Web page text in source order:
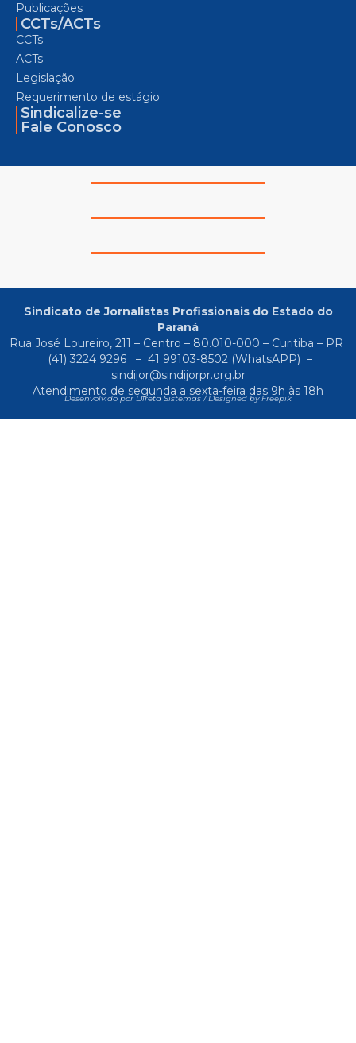
Publicações
CCTs/ACTs
CCTs
ACTs
Legislação
Requerimento de estágio
Sindicalize-se
Fale Conosco
Sindicato de Jornalistas Profissionais do Estado do
Paraná
Rua José Loureiro, 211 – Centro – 80.010-000 – Curitiba – PR
(41) 3224 9296
– 41 99103-8502(WhatsAPP) –
sindijor@sindijorpr.org.br
Atendimento de segunda a sexta-feira das 9h às 18h
Desenvolvido por Direta Sistemas /Designed by Freepik